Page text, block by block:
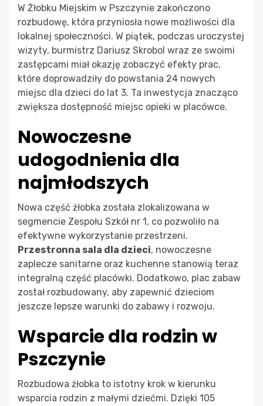
W Żłobku Miejskim w Pszczynie zakończono
rozbudowę, która przyniosła nowe możliwości dla
lokalnej społeczności. W piątek, podczas uroczystej
wizyty, burmistrz Dariusz Skrobol wraz ze swoimi
zastępcami miał okazję zobaczyć efekty prac,
które doprowadziły do powstania 24 nowych
miejsc dla dzieci do lat 3. Ta inwestycja znacząco
zwiększa dostępność miejsc opieki w placówce.
Nowoczesne
udogodnienia dla
najmłodszych
Nowa część żłobka została zlokalizowana w
segmencie Zespołu Szkół nr 1, co pozwoliło na
efektywne wykorzystanie przestrzeni.
Przestronna sala dla dzieci, nowoczesne
zaplecze sanitarne oraz kuchenne stanowią teraz
integralną część placówki. Dodatkowo, plac zabaw
został rozbudowany, aby zapewnić dzieciom
jeszcze lepsze warunki do zabawy i rozwoju.
Wsparcie dla rodzin w
Pszczynie
Rozbudowa żłobka to istotny krok w kierunku
wsparcia rodzin z małymi dziećmi. Dzięki 105